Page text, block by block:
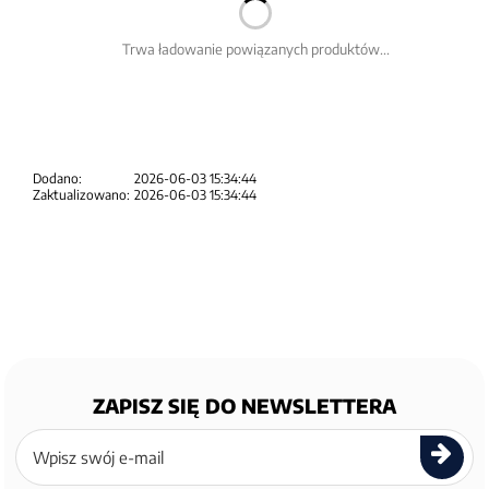
Trwa ładowanie powiązanych produktów...
Dodano:
2026-06-03 15:34:44
Zaktualizowano: 2026-06-03 15:34:44
ZAPISZ SIĘ DO NEWSLETTERA
Zapisz
się
newslettera